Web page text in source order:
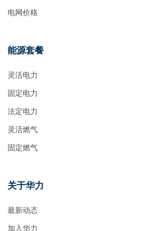
电网价格
能源套餐
灵活电力
固定电力
法定电力
灵活燃气
固定燃气
关于华力
最新动态
加入华力